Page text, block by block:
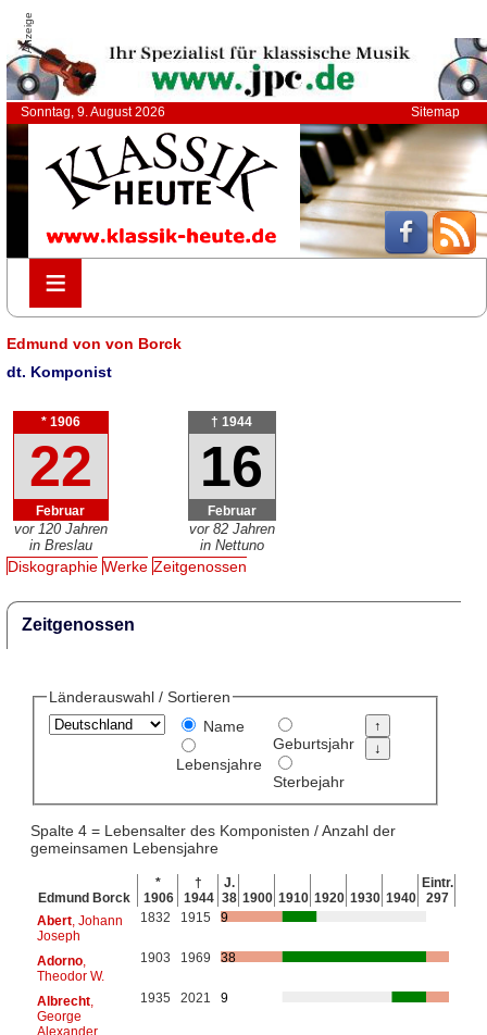
Anzeige
Sonntag, 9. August 2026 Sitemap
≡
≡
Edmund von von Borck
dt. Komponist
* 1906
22
Februar
vor 120 Jahren
in Breslau
† 1944
16
Februar
vor 82 Jahren
in Nettuno
Diskographie Werke Zeitgenossen
Zeitgenossen
Länderauswahl / Sortieren
Name
Lebensjahre
Geburtsjahr
Sterbejahr
Spalte 4 = Lebensalter des Komponisten / Anzahl der
gemeinsamen Lebensjahre
Edmund Borck
*
1906
†
1944
J.
38 1900 1910 1920 1930 1940
Eintr.
297
Abert, Johann
Joseph
1832 1915 9
Adorno,
Theodor W.
1903 1969 38
Albrecht,
George
Alexander
1935 2021 9